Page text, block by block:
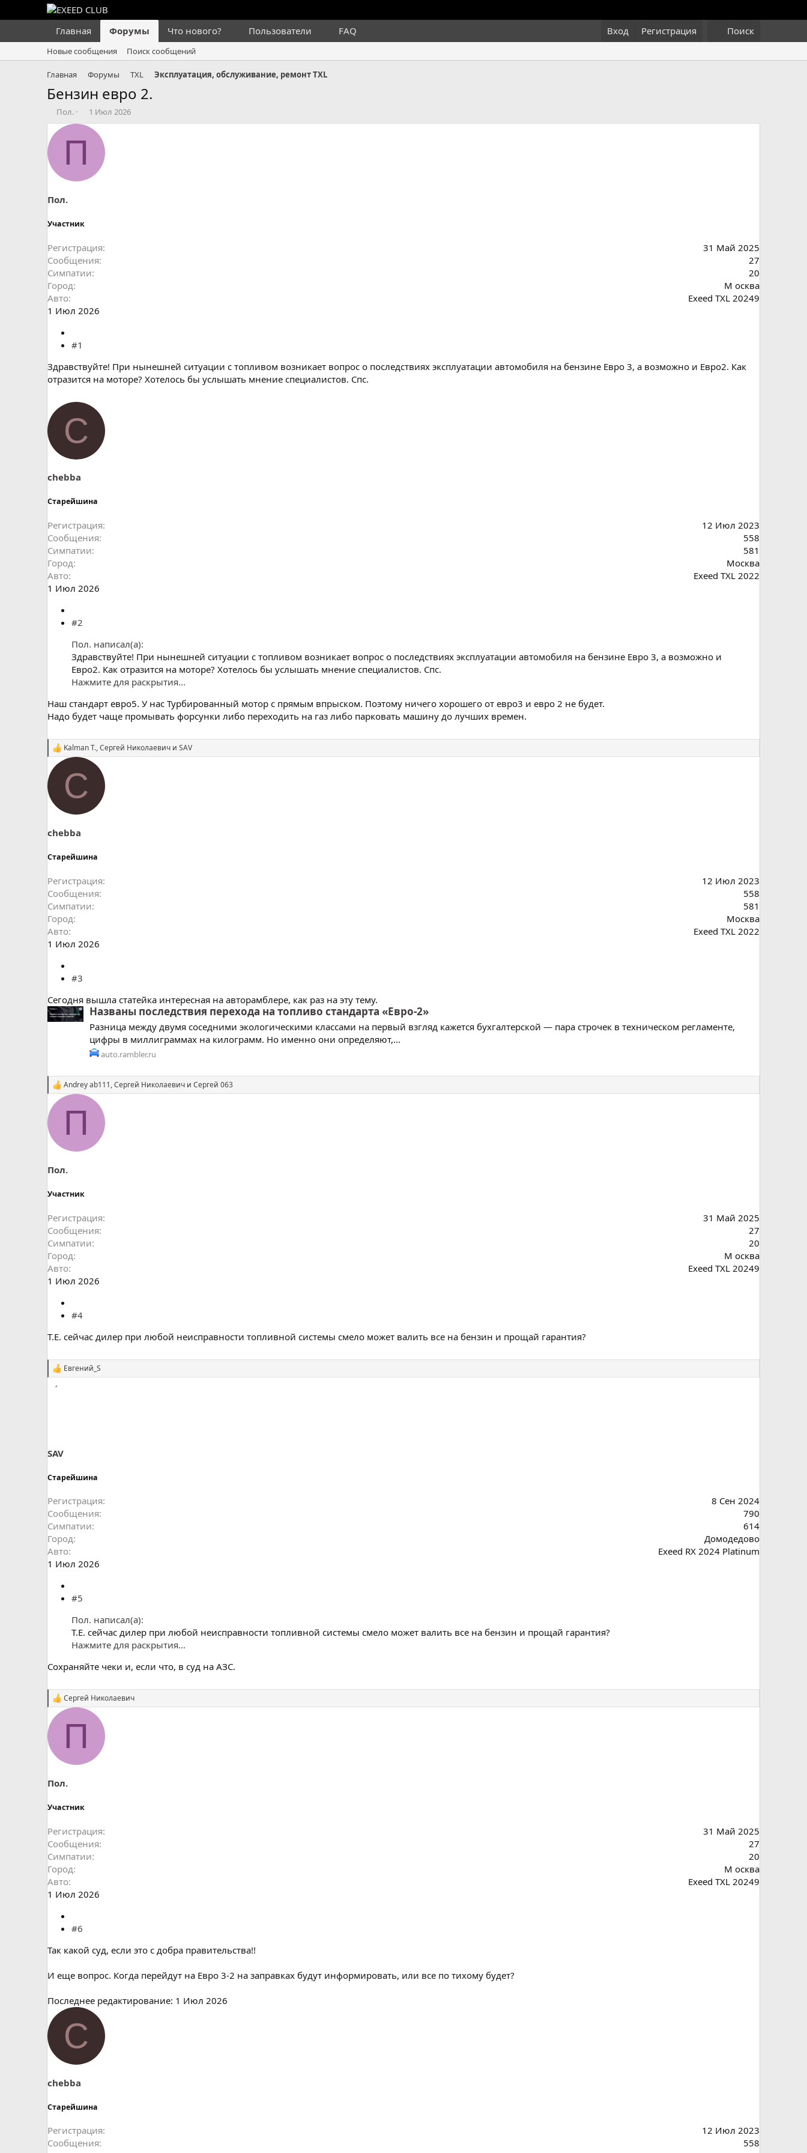
Главная Форумы Что нового? Пользователи FAQ Вход Регистрация Поиск
Новые сообщения Поиск сообщений
Главная Форумы TXL Эксплуатация, обслуживание, ремонт TXL
Бензин евро 2.
А
в
т
е
ы
Пол.
Д
а
ч
1 Июл 2026
П
Пол.
Участник
Регистрация
31 Май 2025
Сообщения
27
Симпатии
20
Город
М осква
Авто
Exeed TXL 20249
1 Июл 2026
#1
Здравствуйте! При нынешней ситуации с топливом возникает вопрос о последствиях эксплуатации автомобиля на бензине Евро 3, а возможно и Евро2. Как
отразится на моторе? Хотелось бы услышать мнение специалистов. Спс.
C
chebba
Старейшина
Регистрация
12 Июл 2023
Сообщения
558
Симпатии
581
Город
Москва
Авто
Exeed TXL 2022
1 Июл 2026
#2
Пол. написал(а):
Здравствуйте! При нынешней ситуации с топливом возникает вопрос о последствиях эксплуатации автомобиля на бензине Евро 3, а возможно и
Евро2. Как отразится на моторе? Хотелось бы услышать мнение специалистов. Спс.
Нажмите для раскрытия...
Наш стандарт евро5. У нас Турбированный мотор с прямым впрыском. Поэтому ничего хорошего от евро3 и евро 2 не будет.
Надо будет чаще промывать форсунки либо переходить на газ либо парковать машину до лучших времен.
С
м
т
и
:
Kalman T.,Сергей Николаевич и SAV
C
chebba
Старейшина
Регистрация
12 Июл 2023
Сообщения
558
Симпатии
581
Город
Москва
Авто
Exeed TXL 2022
1 Июл 2026
#3
Сегодня вышла статейка интересная на авторамблере, как раз на эту тему.
Названы последствия перехода на топливо стандарта «Евро-2»
Разница между двумя соседними экологическими классами на первый взгляд кажется бухгалтерской — пара строчек в техническом регламенте,
цифры в миллиграммах на килограмм. Но именно они определяют,...
auto.rambler.ru
С
м
т
и
:
Andrey ab111,Сергей Николаевич и Сергей 063
П
Пол.
Участник
Регистрация
31 Май 2025
Сообщения
27
Симпатии
20
Город
М осква
Авто
Exeed TXL 20249
1 Июл 2026
#4
Т.Е. сейчас дилер при любой неисправности топливной системы смело может валить все на бензин и прощай гарантия?
С
:
Евгений_S
SAV
Старейшина
Регистрация
8 Сен 2024
Сообщения
790
Симпатии
614
Город
Домодедово
Авто
Exeed RX 2024 Platinum
1 Июл 2026
#5
Пол. написал(а):
Т.Е. сейчас дилер при любой неисправности топливной системы смело может валить все на бензин и прощай гарантия?
Нажмите для раскрытия...
Сохраняйте чеки и, если что, в суд на АЗС.
С
м
т
и
:
Сергей Николаевич
П
Пол.
Участник
Регистрация
31 Май 2025
Сообщения
27
Симпатии
20
Город
М осква
Авто
Exeed TXL 20249
1 Июл 2026
#6
Так какой суд, если это с добра правительства!!
И еще вопрос. Когда перейдут на Евро 3-2 на заправках будут информировать, или все по тихому будет?
Последнее редактирование: 1 Июл 2026
C
chebba
Старейшина
Регистрация
12 Июл 2023
Сообщения
558